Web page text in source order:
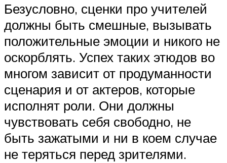
Безусловно, сценки про учителей
должны быть смешные, вызывать
положительные эмоции и никого не
оскорблять. Успех таких этюдов во
многом зависит от продуманности
сценария и от актеров, которые
исполнят роли. Они должны
чувствовать себя свободно, не
быть зажатыми и ни в коем случае
не теряться перед зрителями.